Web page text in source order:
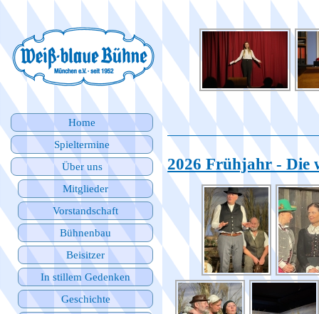
Home
Spieltermine
Über uns
Mitglieder
Vorstandschaft
Bühnenbau
Beisitzer
In stillem Gedenken
Geschichte
2026 Frühjahr - Die